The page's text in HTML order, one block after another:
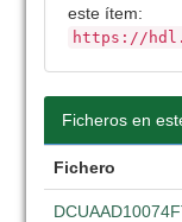
este ítem:
https://
Ficheros en
Fichero